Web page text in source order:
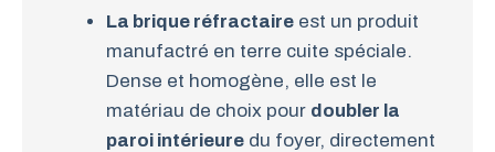
La brique réfractaire est un produit
manufactré en terre cuite spéciale.
Dense et homogène, elle est le
matériau de choix pour doubler la
paroi intérieure du foyer, directement